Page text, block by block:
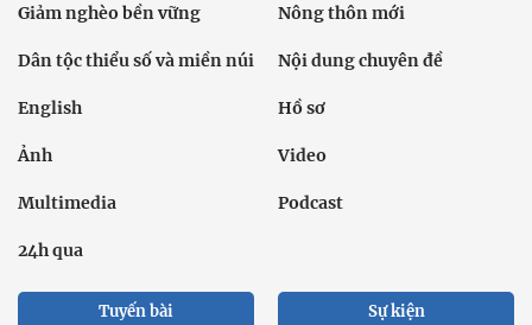
Giảm nghèo bền vững Nông thôn mới
Dân tộc thiểu số và miền núi Nội dung chuyên đề
English Hồ sơ
Ảnh Video
Multimedia Podcast
24h qua
Tuyến bài Sự kiện